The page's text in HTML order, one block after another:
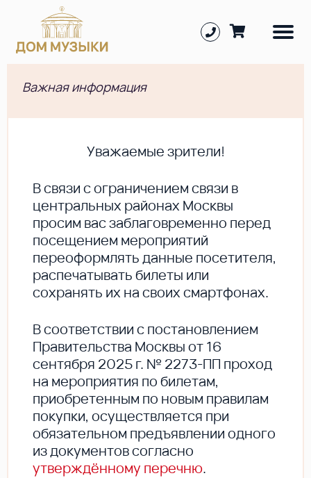
Важная информация
Уважаемые зрители!
В cвязи с ограничением связи в
центральных районах Москвы
просим вас заблаговременно перед
посещением мероприятий
переоформлять данные посетителя,
распечатывать билеты или
сохранять их на своих смартфонах.
В соответствии с постановлением
Правительства Москвы от 16
сентября 2025 г. № 2273-ПП проход
на мероприятия по билетам,
приобретенным по новым правилам
покупки, осуществляется при
обязательном предъявлении одного
из документов согласно
утверждённому перечню.